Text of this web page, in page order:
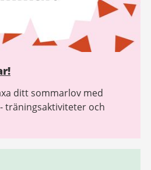
ditt sommarlov med
träningsaktiviteter och